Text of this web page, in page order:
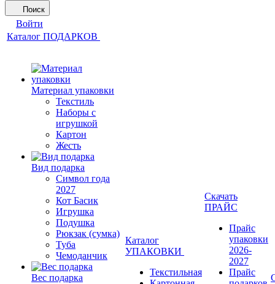
Поиск
Войти
Каталог ПОДАРКОВ
Материал упаковки
Текстиль
Наборы с
игрушкой
Картон
Жесть
Вид подарка
Символ года
2027
Кот Басик
Игрушка
Подушка
Рюкзак (сумка)
Туба
Чемоданчик
Вес подарка
Каталог
УПАКОВКИ
Текстильная
Скачать
ПРАЙС
Прайс
упаковки
2026-
2027
Прайс